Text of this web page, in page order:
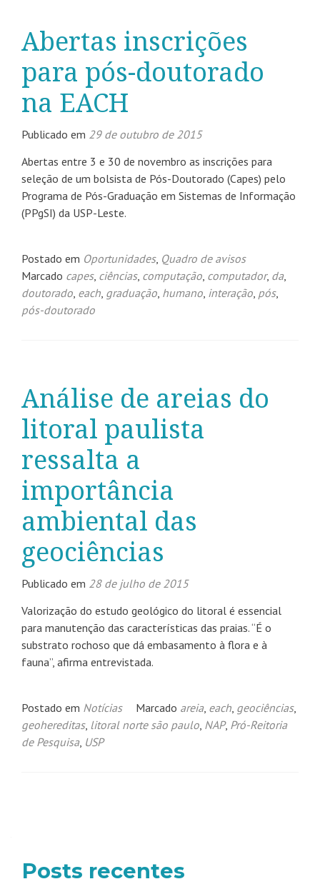
Abertas inscrições
para pós-doutorado
na EACH
Publicado em 29 de outubro de 2015
Abertas entre 3 e 30 de novembro as inscrições para
seleção de um bolsista de Pós-Doutorado (Capes) pelo
Programa de Pós-Graduação em Sistemas de Informação
(PPgSI) da USP-Leste.
Postado em Oportunidades, Quadro de avisos
Marcado capes, ciências, computação, computador, da,
doutorado, each, graduação, humano, interação, pós,
pós-doutorado
Análise de areias do
litoral paulista
ressalta a
importância
ambiental das
geociências
Publicado em 28 de julho de 2015
Valorização do estudo geológico do litoral é essencial
para manutenção das características das praias. “É o
substrato rochoso que dá embasamento à flora e à
fauna”, afirma entrevistada.
Postado em Notícias Marcado areia, each, geociências,
geohereditas, litoral norte são paulo, NAP, Pró-Reitoria
de Pesquisa, USP
Posts recentes